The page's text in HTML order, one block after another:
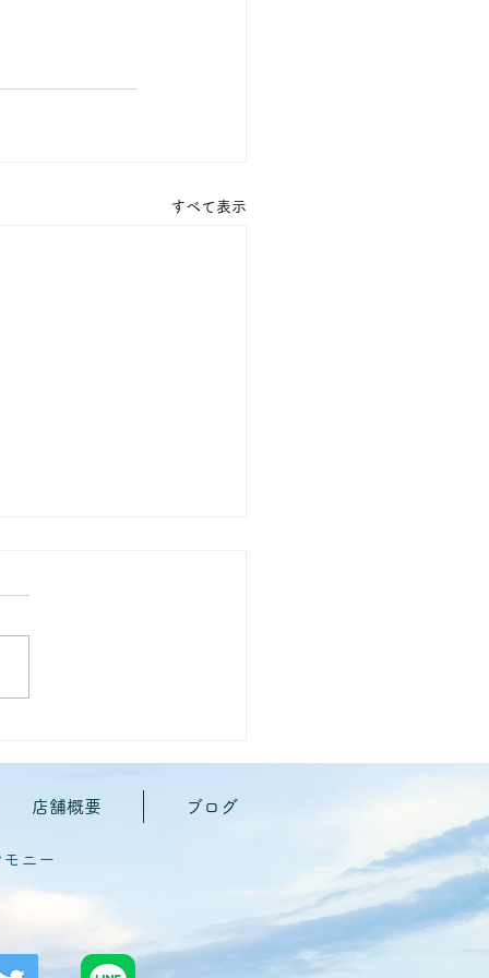
すべて表示
店舗概要 ブログ
ニー